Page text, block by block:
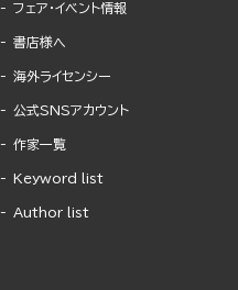
フェア・イベント情報
書店様へ
海外ライセンシー
公式SNSアカウント
作家一覧
Keyword list
Author list